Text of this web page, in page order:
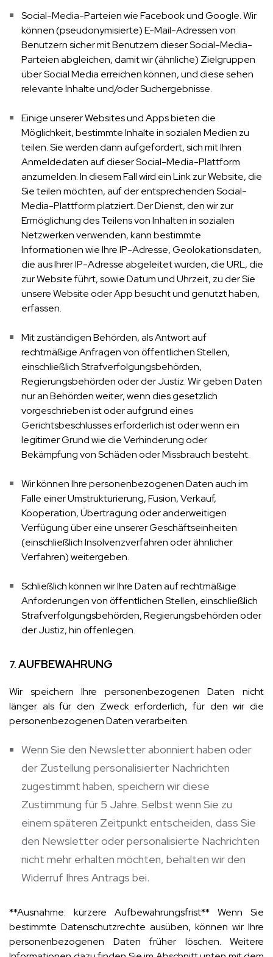
Social-Media-Parteien wie Facebook und Google. Wir
können (pseudonymisierte) E-Mail-Adressen von
Benutzern sicher mit Benutzern dieser Social-Media-
Parteien abgleichen, damit wir (ähnliche) Zielgruppen
über Social Media erreichen können, und diese sehen
relevante Inhalte und/oder Suchergebnisse.
Einige unserer Websites und Apps bieten die
Möglichkeit, bestimmte Inhalte in sozialen Medien zu
teilen. Sie werden dann aufgefordert, sich mit Ihren
Anmeldedaten auf dieser Social-Media-Plattform
anzumelden. In diesem Fall wird ein Link zur Website, die
Sie teilen möchten, auf der entsprechenden Social-
Media-Plattform platziert. Der Dienst, den wir zur
Ermöglichung des Teilens von Inhalten in sozialen
Netzwerken verwenden, kann bestimmte
Informationen wie Ihre IP-Adresse, Geolokationsdaten,
die aus Ihrer IP-Adresse abgeleitet wurden, die URL, die
zur Website führt, sowie Datum und Uhrzeit, zu der Sie
unsere Website oder App besucht und genutzt haben,
erfassen.
Mit zuständigen Behörden, als Antwort auf
rechtmäßige Anfragen von öffentlichen Stellen,
einschließlich Strafverfolgungsbehörden,
Regierungsbehörden oder der Justiz. Wir geben Daten
nur an Behörden weiter, wenn dies gesetzlich
vorgeschrieben ist oder aufgrund eines
Gerichtsbeschlusses erforderlich ist oder wenn ein
legitimer Grund wie die Verhinderung oder
Bekämpfung von Schäden oder Missbrauch besteht.
Wir können Ihre personenbezogenen Daten auch im
Falle einer Umstrukturierung, Fusion, Verkauf,
Kooperation, Übertragung oder anderweitigen
Verfügung über eine unserer Geschäftseinheiten
(einschließlich Insolvenzverfahren oder ähnlicher
Verfahren) weitergeben.
Schließlich können wir Ihre Daten auf rechtmäßige
Anforderungen von öffentlichen Stellen, einschließlich
Strafverfolgungsbehörden, Regierungsbehörden oder
der Justiz, hin offenlegen.
7.AUFBEWAHRUNG
Wir speichern Ihre personenbezogenen Daten nicht
länger als für den Zweck erforderlich, für den wir die
personenbezogenen Daten verarbeiten.
Wenn Sie den Newsletter abonniert haben oder
der Zustellung personalisierter Nachrichten
zugestimmt haben, speichern wir diese
Zustimmung für 5 Jahre. Selbst wenn Sie zu
einem späteren Zeitpunkt entscheiden, dass Sie
den Newsletter oder personalisierte Nachrichten
nicht mehr erhalten möchten, behalten wir den
Widerruf Ihres Antrags bei.
**Ausnahme: kürzere Aufbewahrungsfrist** Wenn Sie
bestimmte Datenschutzrechte ausüben, können wir Ihre
personenbezogenen Daten früher löschen. Weitere